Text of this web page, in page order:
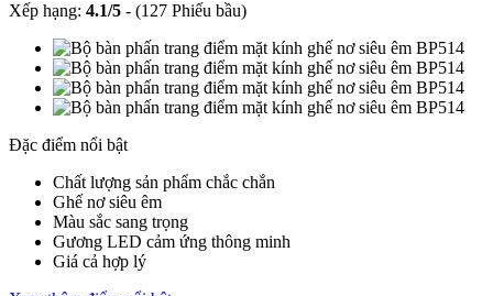
Xếp hạng: 4.1/5 - (127 Phiếu bầu)
Đặc điểm nổi bật
Chất lượng sản phẩm chắc chắn
Ghế nơ siêu êm
Màu sắc sang trọng
Gương LED cảm ứng thông minh
Giá cả hợp lý